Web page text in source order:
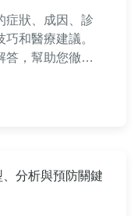
症狀、成因、診
和醫療建議。
答，幫助您徹底